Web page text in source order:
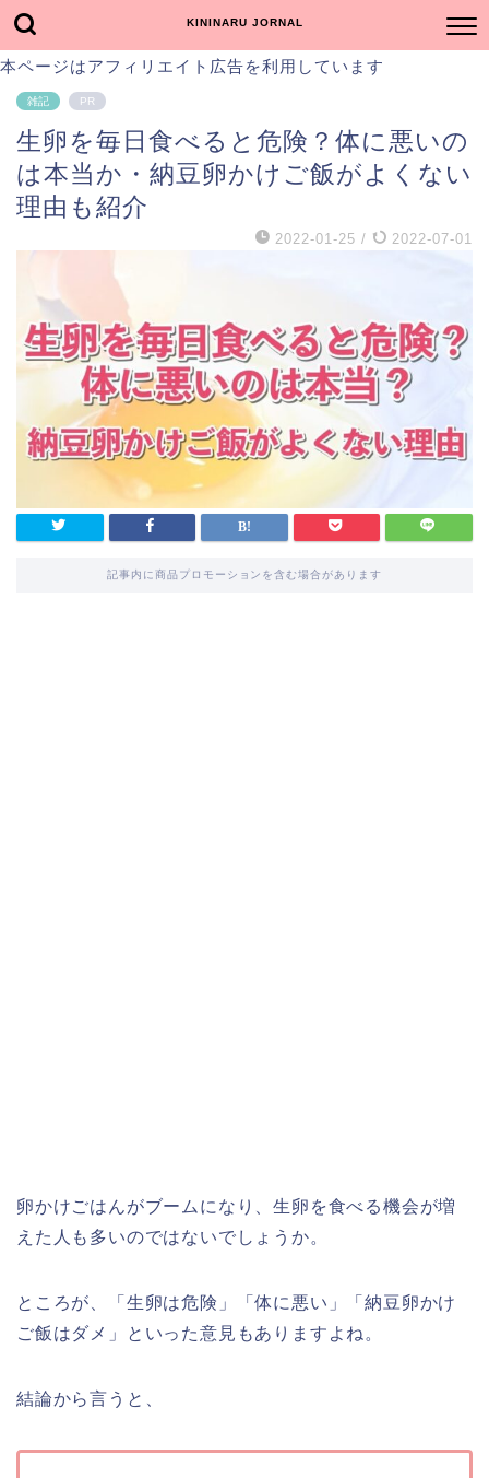
KININARU JORNAL
本ページはアフィリエイト広告を利用しています
雑記 PR
生卵を毎日食べると危険？体に悪いの
は本当か・納豆卵かけご飯がよくない
理由も紹介
2022-01-25 / 2022-07-01
記事内に商品プロモーションを含む場合があります
卵かけごはんがブームになり、生卵を食べる機会が増
えた人も多いのではないでしょうか。
ところが、「生卵は危険」「体に悪い」「納豆卵かけ
ご飯はダメ」といった意見もありますよね。
結論から言うと、